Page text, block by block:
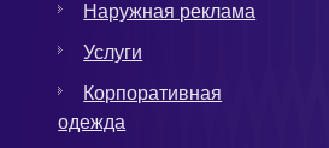
Наружная реклама
Услуги
Корпоративная
одежда